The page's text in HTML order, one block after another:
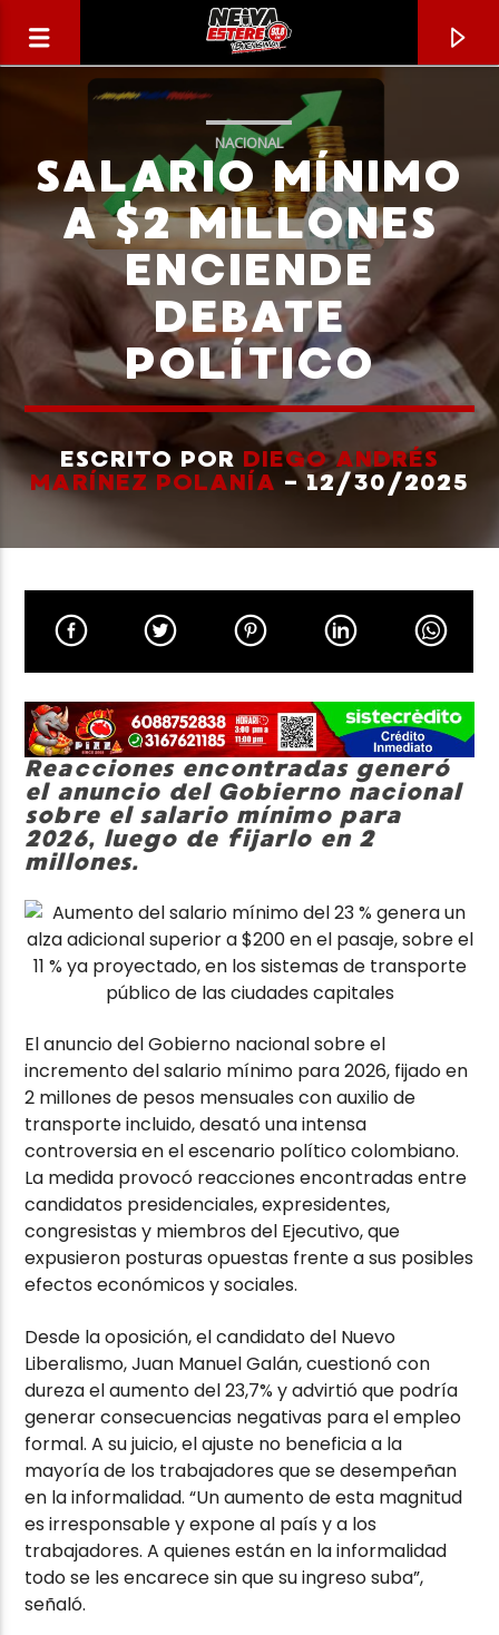
CANCIÓN ACTUAL
TÍTULO
ARTISTA
Neiva Estereo
NACIONAL
SALARIO MÍNIMO
A $2 MILLONES
ENCIENDE
DEBATE
POLÍTICO
ESCRITO POR DIEGO ANDRÉS
MARÍNEZ POLANÍA - 12/30/2025
Reacciones encontradas generó
el anuncio del Gobierno nacional
sobre el salario mínimo para
2026, luego de fijarlo en 2
millones.
El anuncio del Gobierno nacional sobre el
incremento del salario mínimo para 2026, fijado en
2 millones de pesos mensuales con auxilio de
transporte incluido, desató una intensa
controversia en el escenario político colombiano.
La medida provocó reacciones encontradas entre
candidatos presidenciales, expresidentes,
congresistas y miembros del Ejecutivo, que
expusieron posturas opuestas frente a sus posibles
efectos económicos y sociales.
Desde la oposición, el candidato del Nuevo
Liberalismo, Juan Manuel Galán, cuestionó con
dureza el aumento del 23,7% y advirtió que podría
generar consecuencias negativas para el empleo
formal. A su juicio, el ajuste no beneficia a la
mayoría de los trabajadores que se desempeñan
en la informalidad. “Un aumento de esta magnitud
es irresponsable y expone al país y a los
trabajadores. A quienes están en la informalidad
todo se les encarece sin que su ingreso suba”,
señaló.